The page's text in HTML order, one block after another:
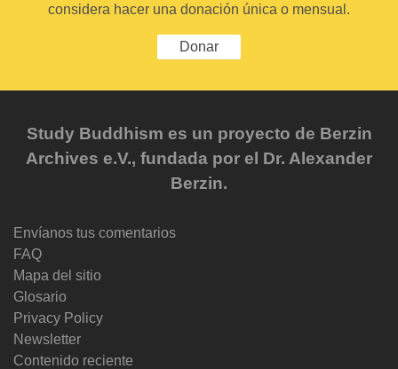
considera hacer una donación única o mensual.
Donar
Study Buddhism es un proyecto de Berzin
Archives e.V., fundada por el Dr. Alexander
Berzin.
Envíanos tus comentarios
FAQ
Mapa del sitio
Glosario
Privacy Policy
Newsletter
Contenido reciente